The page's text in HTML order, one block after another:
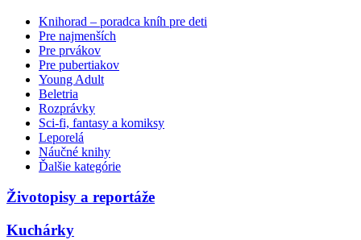
Knihorad – poradca kníh pre deti
Pre najmenších
Pre prvákov
Pre pubertiakov
Young Adult
Beletria
Rozprávky
Sci-fi, fantasy a komiksy
Leporelá
Náučné knihy
Ďalšie kategórie
Životopisy a reportáže
Kuchárky